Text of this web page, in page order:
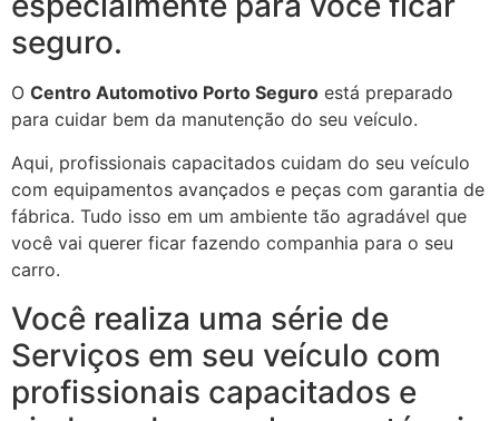
seguro.
O Centro Automotivo Porto Seguro está preparado
para cuidar bem da manutenção do seu veículo.
Aqui, profissionais capacitados cuidam do seu veículo
com equipamentos avançados e peças com garantia de
fábrica. Tudo isso em um ambiente tão agradável que
você vai querer ficar fazendo companhia para o seu
carro.
Você realiza uma série de
Serviços em seu veículo com
profissionais capacitados e